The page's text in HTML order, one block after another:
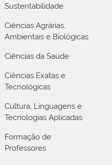
Sustentabilidade
Ciências Agrárias,
Ambientais e Biológicas
Ciências da Saúde
Ciências Exatas e
Tecnológicas
Cultura, Linguagens e
Tecnologias Aplicadas
Formação de
Professores